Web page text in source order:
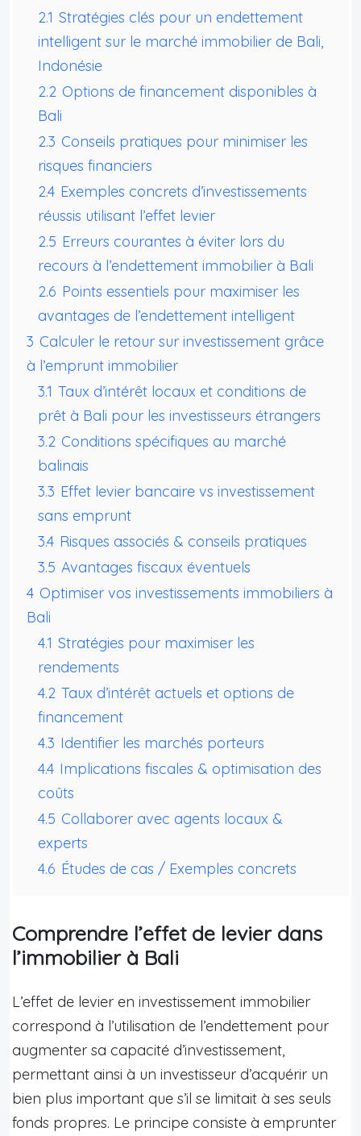
2.1 Stratégies clés pour un endettement
intelligent sur le marché immobilier de Bali,
Indonésie
2.2 Options de financement disponibles à
Bali
2.3 Conseils pratiques pour minimiser les
risques financiers
2.4 Exemples concrets d’investissements
réussis utilisant l’effet levier
2.5 Erreurs courantes à éviter lors du
recours à l’endettement immobilier à Bali
2.6 Points essentiels pour maximiser les
avantages de l’endettement intelligent
3 Calculer le retour sur investissement grâce
à l’emprunt immobilier
3.1 Taux d’intérêt locaux et conditions de
prêt à Bali pour les investisseurs étrangers
3.2 Conditions spécifiques au marché
balinais
3.3 Effet levier bancaire vs investissement
sans emprunt
3.4 Risques associés & conseils pratiques
3.5 Avantages fiscaux éventuels
4 Optimiser vos investissements immobiliers à
Bali
4.1 Stratégies pour maximiser les
rendements
4.2 Taux d’intérêt actuels et options de
financement
4.3 Identifier les marchés porteurs
4.4 Implications fiscales & optimisation des
coûts
4.5 Collaborer avec agents locaux &
experts
4.6 Études de cas / Exemples concrets
Comprendre l’effet de levier dans
l’immobilier à Bali
L’effet de levier en investissement immobilier
correspond à l’utilisation de l’endettement pour
augmenter sa capacité d’investissement,
permettant ainsi à un investisseur d’acquérir un
bien plus important que s’il se limitait à ses seuls
fonds propres. Le principe consiste à emprunter